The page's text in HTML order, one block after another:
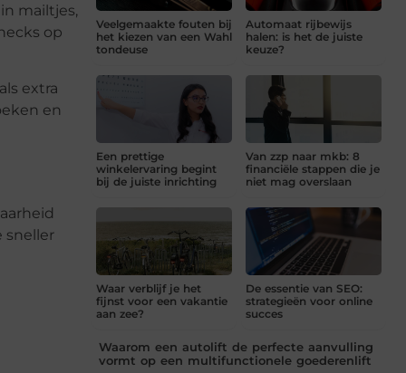
mailtjes,
op
extra
en
sneller
Veelgemaakte fouten bij
het kiezen van een Wahl
tondeuse
Automaat rijbewijs
halen: is het de juiste
keuze?
Een prettige
winkelervaring begint
bij de juiste inrichting
Van zzp naar mkb: 8
financiële stappen die je
niet mag overslaan
Waar verblijf je het
fijnst voor een vakantie
aan zee?
De essentie van SEO:
strategieën voor online
succes
Waarom een autolift de perfecte aanvulling
vormt op een multifunctionele goederenlift